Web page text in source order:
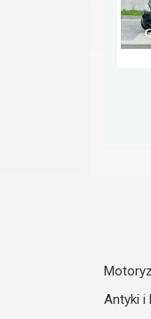
Antyki i